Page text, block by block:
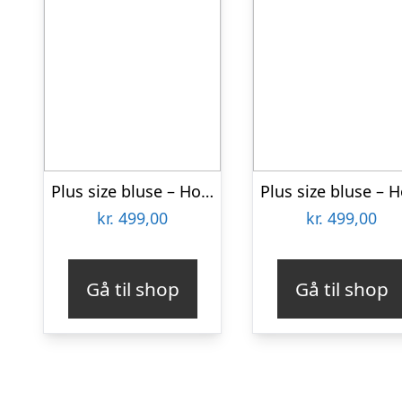
Plus size bluse – Hoshi Purple
kr. 499,00
Gå til shop
kr. 499,00
Gå til shop